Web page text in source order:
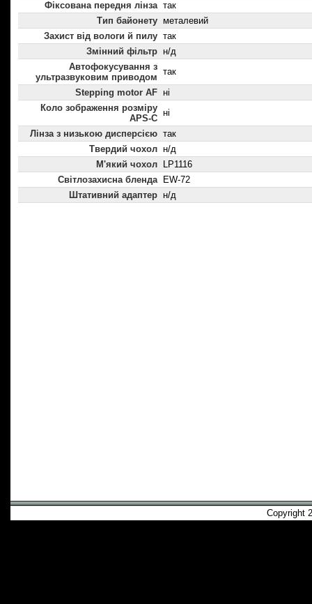
Фіксована передня лінза так
Тип байонету металевий
Захист від вологи й пилу так
Змінний фільтр н/д
Автофокусування з
ультразвуковим приводом
так
Stepping motor AF ні
Коло зображення розміру
APS-C
ні
Лінза з низькою дисперсією так
Твердий чохол н/д
М'який чохол
LP1116
Світлозахисна бленда
EW-72
Штативний адаптер н/д
Copyright